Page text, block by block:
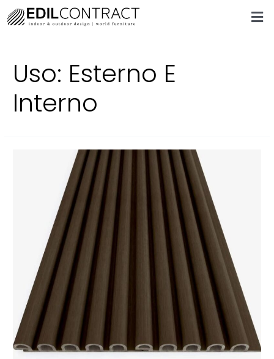
Uso: Esterno E
Interno